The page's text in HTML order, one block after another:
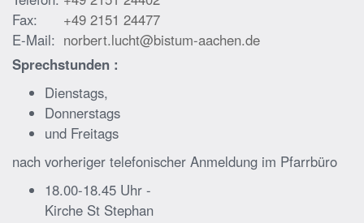
Fax:
+49 2151 24477
E-Mail: norbert.lucht@bistum-aachen.de
Sprechstunden :
Dienstags,
Donnerstags
und Freitags
nach vorheriger telefonischer Anmeldung im Pfarrbüro
18.00-18.45 Uhr -
Kirche St Stephan